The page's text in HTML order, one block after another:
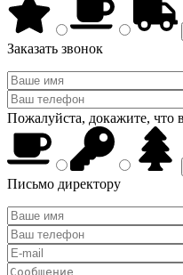
Заказать звонок
Пожалуйста, докажите, что
Письмо директору